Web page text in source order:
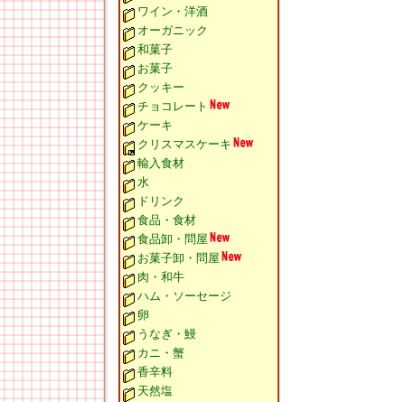
ワイン・洋酒
オーガニック
和菓子
お菓子
クッキー
チョコレート
ケーキ
クリスマスケーキ
輸入食材
水
ドリンク
食品・食材
食品卸・問屋
お菓子卸・問屋
肉・和牛
ハム・ソーセージ
卵
うなぎ・鰻
カニ・蟹
香辛料
天然塩